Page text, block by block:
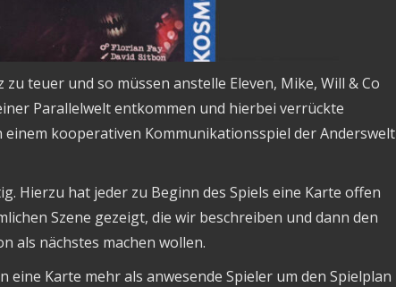
zu teuer und so müssen anstelle Eleven, Mike, Will & Co
Parallelwelt entkommen und hierbei verrückte
einem kooperativen Kommunikationsspiel der Anderswelt
Hierzu hat jeder zu Beginn des Spiels eine Karte offen
Szene gezeigt, die wir beschreiben und dann den
als nächstes machen wollen.
Karte mehr als anwesende Spieler um den Spielplan